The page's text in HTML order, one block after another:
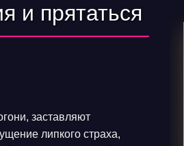
и прятаться
заставляют
липкого страха,